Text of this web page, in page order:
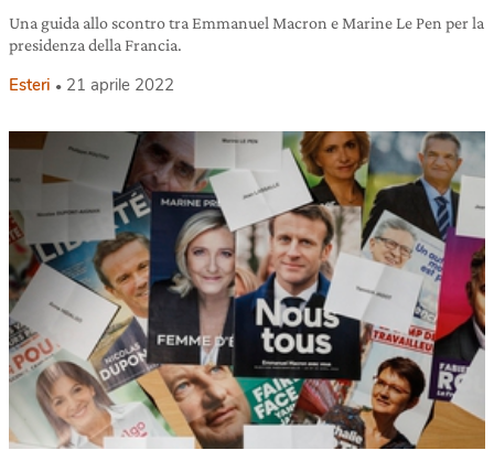
Una guida allo scontro tra Emmanuel Macron e Marine Le Pen per la
presidenza della Francia.
Esteri 21 aprile 2022